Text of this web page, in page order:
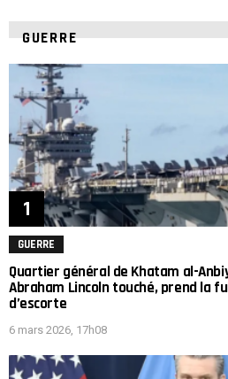
GUERRE
GUERRE
Quartier général de Khatam al-
Abraham Lincoln touché, prend la
d’escorte
6 mars 2026, 17h08